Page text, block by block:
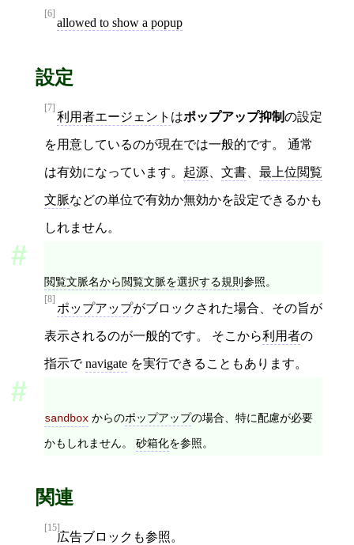
[6]
allowed to show a popup
設定
[7]
利用者エージェント はポップアップ抑制の設定
を用意しているのが現在では一般的です。 通常
は有効になっています。 起源、 文書、 最上位閲覧
文脈などの単位で有効か無効かを設定できるかも
しれません。
閲覧文脈名から閲覧文脈を選択する規則 参照。
[8]
ポップアップがブロックされた場合、その旨が
表示されるのが一般的です。 そこから利用者の
指示でnavigate を実行できることもあります。
sandbox からのポップアップの場合、特に配慮が必要
かもしれません。 砂箱化を参照。
関連
[15]
広告ブロック も参照。